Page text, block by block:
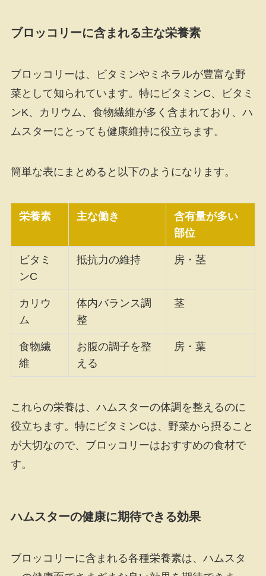
ブロッコリーに含まれる主な栄養素
ブロッコリーは、ビタミンやミネラルが豊富な野
菜として知られています。特にビタミンC、ビタミ
ンK、カリウム、食物繊維が多く含まれており、ハ
ムスターにとっても健康維持に役立ちます。
簡単な表にまとめると以下のようになります。
栄養素 主な働き
含有量が多い
部位
ビタミ
ンC
抵抗力の維持 房・茎
カリウ
ム
体内バランス調
整
茎
食物繊
維
お腹の調子を整
える
房・葉
これらの栄養は、ハムスターの体調を整えるのに
役立ちます。特にビタミンCは、野菜から摂ること
が大切なので、ブロッコリーはおすすめの食材で
す。
ハムスターの健康に期待できる効果
ブロッコリーに含まれる各種栄養素は、ハムスタ